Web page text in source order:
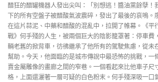
醋狂的醋罐機器人發出尖叫：「別想逃！醬油黨餘孽！
下的所有空盤子被醋酸氣波震碎，發出了最後的哀鳴。
在這片蒜泥、中藥和醋酸的混亂中，拉開了帷幕。《平
戰》何手殘的人生，被兩個巨大的陰影籠罩著：停車費
輛老舊的掀背車，彷彿繼承了他所有的駕駛焦慮，從未
幫助。今天，他面臨的是城市傳說中最恐怖的挑戰，一
賣金屬雕像的畫廊之間的窄巷。一個看起來比他車子尺
格，上面還灑著一層可疑的白色粉末。何手殘深吸一口